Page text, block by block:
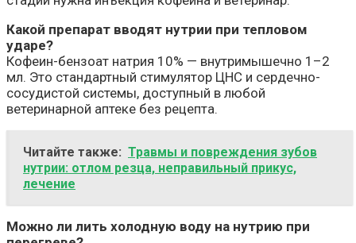
Какой препарат вводят нутрии при тепловом
ударе?
Кофеин-бензоат натрия 10% — внутримышечно 1–2
мл. Это стандартный стимулятор ЦНС и сердечно-
сосудистой системы, доступный в любой
ветеринарной аптеке без рецепта.
Читайте также: Травмы и повреждения зубов
нутрии: отлом резца, неправильный прикус,
лечение
Можно ли лить холодную воду на нутрию при